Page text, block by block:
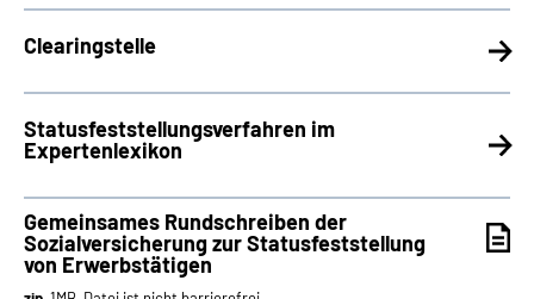
Clearingstelle
Statusfeststellungsverfahren im
Expertenlexikon
Gemeinsames Rundschreiben der
Sozialversicherung zur Statusfeststellung
von Erwerbstätigen